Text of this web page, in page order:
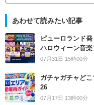
あわせて読みたい記事
ピューロランド
ハロウィーン音楽
07月31日 15時00分
ガチャガチャど
26
07月17日 13時00分